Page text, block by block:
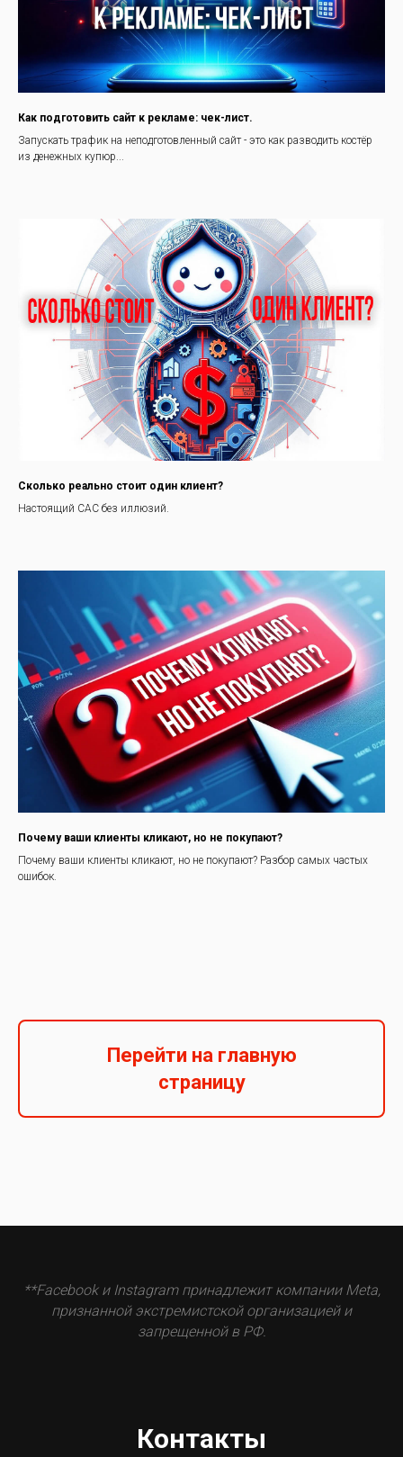
Как подготовить сайт к рекламе: чек-лист.
Запускать трафик на неподготовленный сайт - это как разводить костёр
из денежных купюр...
Сколько реально стоит один клиент?
Настоящий CAC без иллюзий.
Почему ваши клиенты кликают, но не покупают?
Почему ваши клиенты кликают, но не покупают? Разбор самых частых
ошибок.
Перейти на главную
страницу
**Facebook и Instagram принадлежит компании Meta,
признанной экстремистской организацией и
запрещенной в РФ.
Контакты